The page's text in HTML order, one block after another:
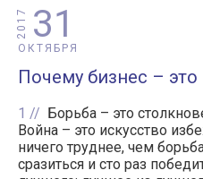
31
ОКТЯБРЯ
2017
Почему бизнес – это
1
Борьба – это
Война – это искусство
ничего труднее, чем
сразиться и сто раз